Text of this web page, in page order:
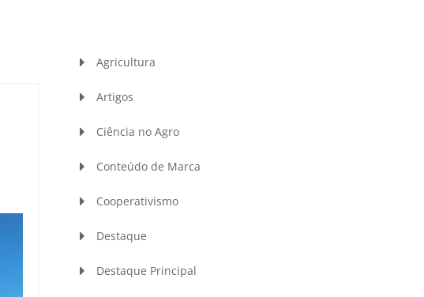
Agricultura
Artigos
Ciência no Agro
Conteúdo de Marca
Cooperativismo
Destaque
Destaque Principal